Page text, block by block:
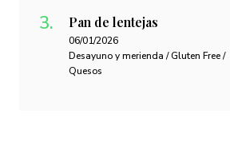
Pan de lentejas
06/01/2026
Desayuno y merienda / Gluten Free /
Quesos